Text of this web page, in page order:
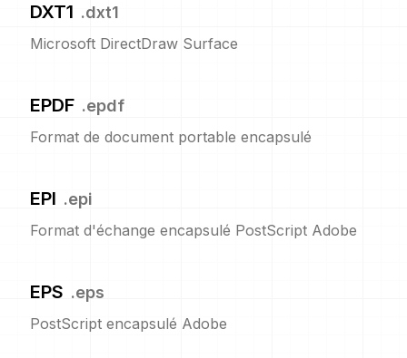
DXT1 .dxt1
Microsoft DirectDraw Surface
EPDF .epdf
Format de document portable encapsulé
EPI .epi
Format d'échange encapsulé PostScript Adobe
EPS .eps
PostScript encapsulé Adobe